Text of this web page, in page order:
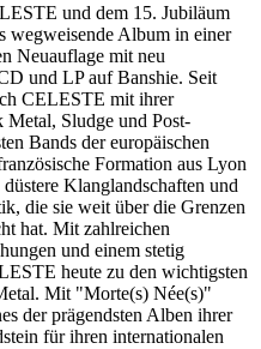
und dem 15. Jubiläum
wegweisende Album in einer
Neuauflage mit neu
und LP auf Banshie. Seit
CELESTE mit ihrer
Metal, Sludge und Post-
Bands der europäischen
Formation aus Lyon
Klanglandschaften und
die sie weit über die Grenzen
hat. Mit zahlreichen
und einem stetig
heute zu den wichtigsten
Mit "Morte(s) Née(s)"
der prägendsten Alben ihrer
für ihren internationalen